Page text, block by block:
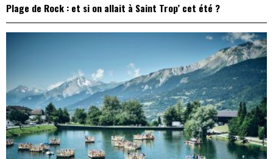
Plage de Rock : et si on allait à Saint Trop’ cet été ?